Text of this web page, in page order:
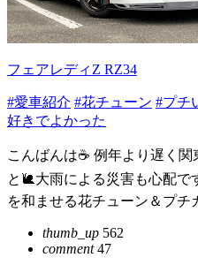
フェアレディZ RZ34
#愛車紹介 #花チューン #プチ
好きでよかった
こんばんは☕️ 例年より遅く
と🐌大雨による災害も心配で
を和ませる花チューン＆プチ
thumb_up 562
comment47